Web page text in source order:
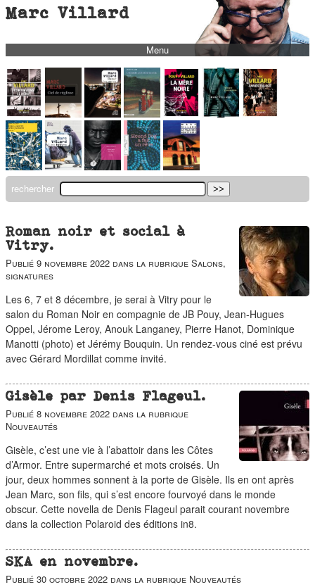
Marc Villard
Menu
bio
biblio
filmo
barbès
music
autofiction
interviews
polaroid
blog
short stories
duos
rechercher
Roman noir et social à
Vitry.
Publié 9 novembre 2022 dans la rubrique Salons,
signatures
Les 6, 7 et 8 décembre, je serai à Vitry pour le
salon du Roman Noir en compagnie de JB Pouy, Jean-Hugues
Oppel, Jérome Leroy, Anouk Langaney, Pierre Hanot, Dominique
Manotti (photo) et Jérémy Bouquin. Un rendez-vous ciné est prévu
avec Gérard Mordillat comme invité.
Gisèle par Denis Flageul.
Publié 8 novembre 2022 dans la rubrique
Nouveautés
Gisèle, c’est une vie à l’abattoir dans les Côtes
d’Armor. Entre supermarché et mots croisés. Un
jour, deux hommes sonnent à la porte de Gisèle. Ils en ont après
Jean Marc, son fils, qui s’est encore fourvoyé dans le monde
obscur. Cette novella de Denis Flageul parait courant novembre
dans la collection Polaroid des éditions in8.
SKA en novembre.
Publié 30 octobre 2022 dans la rubrique Nouveautés